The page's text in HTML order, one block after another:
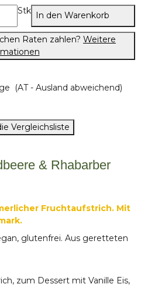
Stk In den Warenkorb
Raten zahlen? Weitere
(AT - Ausland abweichend)
Vergleichsliste
& Rhabarber
Fruchtaufstrich. Mit
glutenfrei. Aus geretteten
zum Dessert mit Vanille Eis,